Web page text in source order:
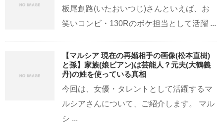
板尾創路(いたおいつじ)さんといえば、お
笑いコンビ・130Rのボケ担当として活躍 ...
【マルシア 現在の再婚相手の画像(松本直樹)
と孫】家族(娘ビアン)は芸能人？元夫(大鶴義
丹)の姓を使っている真相
今回は、女優・タレントとして活躍するマ
ルシアさんについて、ご紹介します。 マル
シ ...